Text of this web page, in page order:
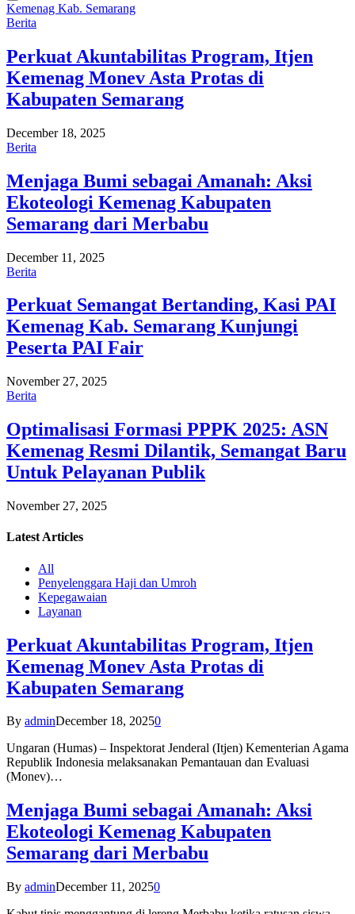
Kemenag Kab. Semarang
Berita
Perkuat Akuntabilitas Program, Itjen
Kemenag Monev Asta Protas di
Kabupaten Semarang
December 18, 2025
Berita
Menjaga Bumi sebagai Amanah: Aksi
Ekoteologi Kemenag Kabupaten
Semarang dari Merbabu
December 11, 2025
Berita
Perkuat Semangat Bertanding, Kasi PAI
Kemenag Kab. Semarang Kunjungi
Peserta PAI Fair
November 27, 2025
Berita
Optimalisasi Formasi PPPK 2025: ASN
Kemenag Resmi Dilantik, Semangat Baru
Untuk Pelayanan Publik
November 27, 2025
Latest Articles
All
Penyelenggara Haji dan Umroh
Kepegawaian
Layanan
Perkuat Akuntabilitas Program, Itjen
Kemenag Monev Asta Protas di
Kabupaten Semarang
By adminDecember 18, 20250
Ungaran (Humas) – Inspektorat Jenderal (Itjen) Kementerian Agama
Republik Indonesia melaksanakan Pemantauan dan Evaluasi
(Monev)…
Menjaga Bumi sebagai Amanah: Aksi
Ekoteologi Kemenag Kabupaten
Semarang dari Merbabu
By adminDecember 11, 20250